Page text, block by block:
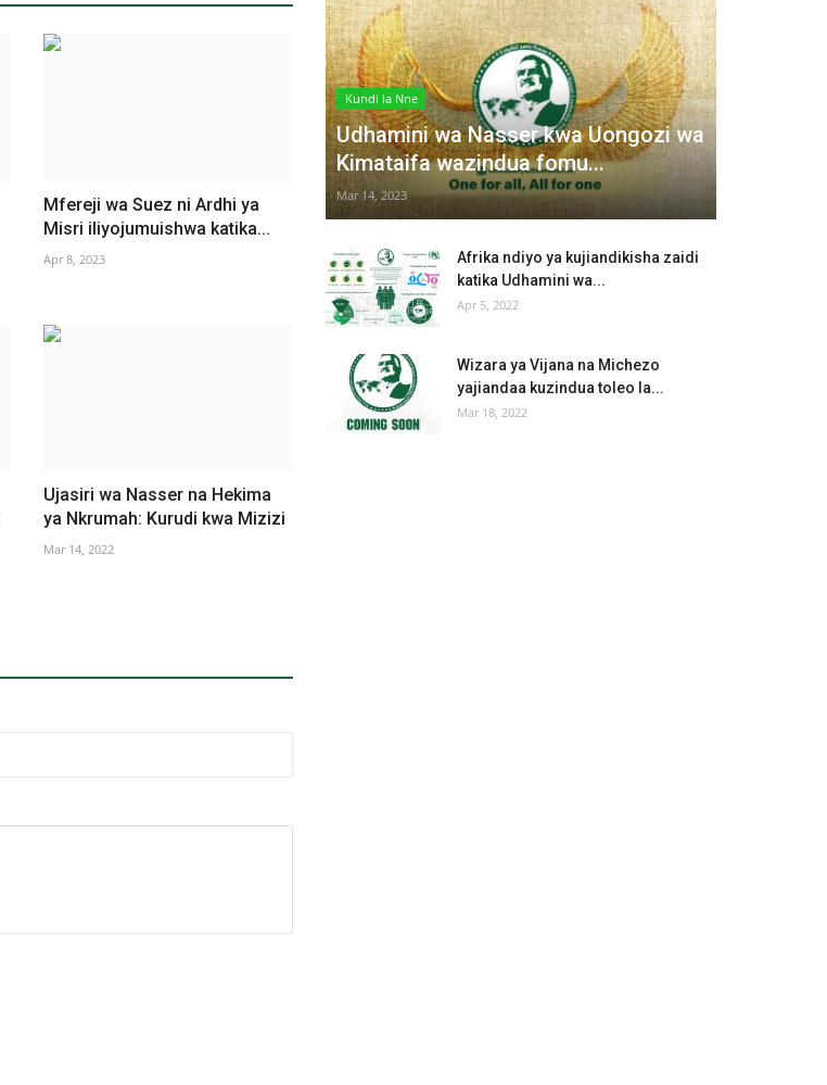
Mfereji wa Suez ni Ardhi ya
Misri iliyojumuishwa katika...
Apr 8, 2023
Ujasiri wa Nasser na Hekima
ya Nkrumah: Kurudi kwa Mizizi
Mar 14, 2022
Kundi la Nne
Udhamini wa Nasser kwa Uongozi wa
Kimataifa wazindua fomu...
Mar 14, 2023
Afrika ndiyo ya kujiandikisha zaidi
katika Udhamini wa...
Apr 5, 2022
Wizara ya Vijana na Michezo
yajiandaa kuzindua toleo la...
Mar 18, 2022